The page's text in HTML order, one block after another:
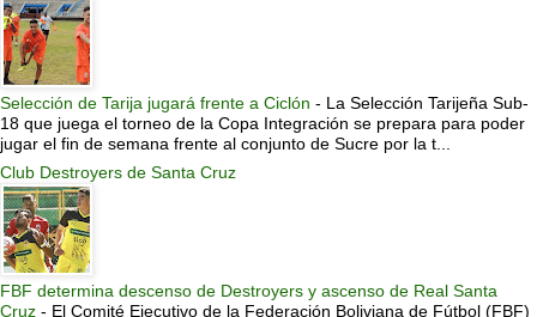
Selección de Tarija jugará frente a Ciclón - La Selección Tarijeña Sub-
18 que juega el torneo de la Copa Integración se prepara para poder
jugar el fin de semana frente al conjunto de Sucre por la t...
Club Destroyers de Santa Cruz
FBF determina descenso de Destroyers y ascenso de Real Santa
Cruz - El Comité Ejecutivo de la Federación Boliviana de Fútbol (FBF)